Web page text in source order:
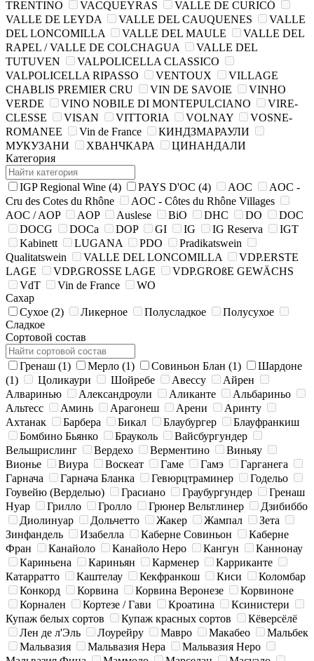
TRENTINO VACQUEYRAS
VALLE DE CURICÓ
VALLE DE LEYDA
VALLE DEL CAUQUENES
VALLE
DEL LONCOMILLA
VALLE DEL MAULE
VALLE DEL
RAPEL / VALLE DE COLCHAGUA
VALLE DEL
TUTUVEN
VALPOLICELLA CLASSICO
VALPOLICELLA RIPASSO
VENTOUX
VILLAGE
CHABLIS PREMIER CRU
VIN DE SAVOIE
VINHO
VERDE
VINO NOBILE DI MONTEPULCIANO
VIRE-
CLESSE
VISAN VITTORIA VOLNAY
VOSNE-
ROMANEE
Vin de France
КИНДЗМАРАУЛИ
МУКУЗАНИ
ХВАНЧКАРА
ЦИНАНДАЛИ
Категория
IGP Regional Wine (4) PAYS D'OC (4) AOC
AOC -
Cru des Cotes du Rhône
AOC - Côtes du Rhône Villages
AOC / AOP
AOP Auslese BiO DHC DO
DOC
DOCG
DOCa DOP GI IG IG Reserva
IGT
Kabinett
LUGANA PDO
Pradikatswein
Qualitatswein
VALLE DEL LONCOMILLA
VDP.ERSTE
LAGE
VDP.GROSSE LAGE
VDP.GROßE GEWÄCHS
VdT
Vin de France
WO
Сахар
Сухое (2) Ликерное Полусладкое
Полусухое
Сладкое
Сортовой состав
Гренаш (1) Мерло (1) Совиньон Блан (1)
Шардоне
(1)
Цоликаури Шойребе Авессу
Айрен
Алваринью
Александроули Аликанте
Альбариньо
Альтесс
Аминь Арагонеш Арени
Аринту
Ахтанак
Барбера Бикал Блаубургер
Блауфранкиш
Бомбино Бьянко
Брауколь
Вайсбургундер
Вельшрислинг
Вердехо Верментино
Виньяу
Вионье
Виура Воскеат Гаме Гамэ
Гарганега
Гарнача
Гарнача Бланка Гевюрцтраминер
Годельо
Гоувейю (Верделью)
Грасиано Граубургундер
Гренаш
Нуар
Грилло Гролло Грюнер Вельтлинер
Дзибиббо
Диолинуар
Дольчетто Жакер Жампал
Зета
Зинфандель
Изабелла Каберне Совиньон
Каберне
Фран
Канайоло Канайоло Неро Кангун
Каннонау
Кариньена
Кариньян Карменер
Карриканте
Катарратто
Каштелау Кекфранкош Киси
Коломбар
Конкорд
Корвина Корвина Веронезе
Корвиноне
Корнален
Кортезе / Гави Кроатина
Ксинистери
Купаж белых сортов
Купаж красных сортов
Кёверсёлё
Лен де л'Эль
Лоурейру Мавро Макабео
Мальбек
Мальвазия
Мальвазия Нера
Мальвазия Неро